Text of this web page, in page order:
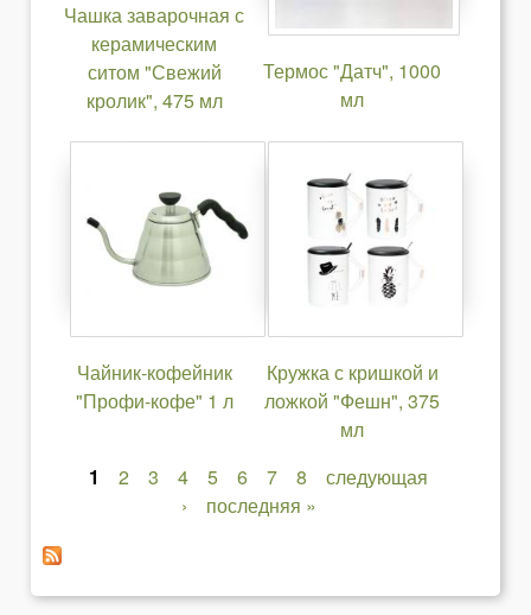
Чашка заварочная с
керамическим
ситом "Свежий
кролик", 475 мл
Термос "Датч", 1000
мл
Чайник-кофейник
"Профи-кофе" 1 л
Кружка с кришкой и
ложкой "Фешн", 375
мл
т
р
1 2 3 4 5 6 7 8
следующая
›
последняя »